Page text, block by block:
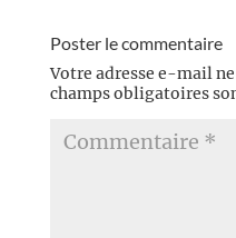
Poster le commentaire
Votre adresse e-mail
champs obligatoires